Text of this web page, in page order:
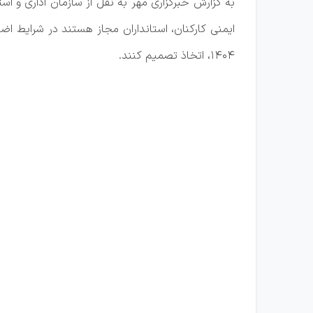
ایمنی کارکنان، استانداران مجاز هستند در شرایط
۱۴۰۴، اتخاذ تصمیم کنند.